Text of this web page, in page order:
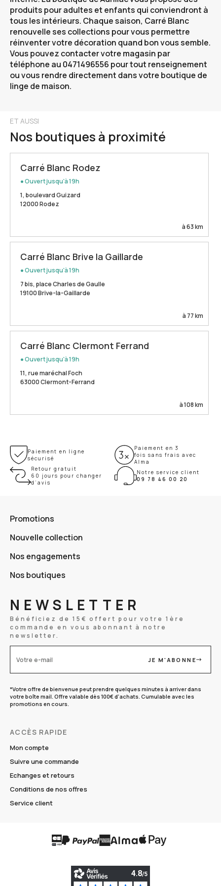
produits pour adultes et enfants qui conviendront à
tous les intérieurs. Chaque saison, Carré Blanc
renouvelle ses collections pour vous permettre
réinventer votre décoration quand bon vous semble.
Vous pouvez contacter votre magasin par
téléphone au 0471496556 pour tout renseignement
ou vous rendre directement dans votre boutique de
linge de maison.
ET AUSSI
Nos boutiques à proximité
Carré Blanc Rodez
● Ouvert jusqu'à 19h
1, boulevard Guizard
12000 Rodez
à 63 km
Carré Blanc Brive la Gaillarde
● Ouvert jusqu'à 19h
7 bis, place Charles de Gaulle
19100 Brive-la-Gaillarde
à 77 km
Carré Blanc Clermont Ferrand
● Ouvert jusqu'à 19h
11, rue maréchal Foch
63000 Clermont-Ferrand
à 108 km
Paiement en ligne
sécurisé
Paiement en 3
fois sans frais avec
Alma
Retour gratuit
60 jours pour changer
d’avis
Notre service client
09 78 46 00 20
Promotions
Nouvelle collection
Nos engagements
Nos boutiques
ACCÈS RAPIDE
Mon compte
Suivre une commande
Echanges et retours
Conditions de nos offres
Service client
NEWSLETTER
Bénéficiez de 15€ offert pour votre 1ère
commande en vous abonnant à notre
newsletter.
Votre e-mail JE M'ABONNE
*Votre offre de bienvenue peut prendre quelques minutes à arriver dans
votre boîte mail. Offre valable dès 100€ d'achats. Cumulable avec les
promotions en cours.